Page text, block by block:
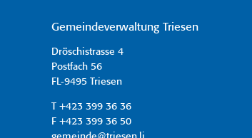
Gemeindeverwaltung Triesen
Dröschistrasse 4
Postfach 56
FL-9495 Triesen
T +423 399 36 36
F +423 399 36 50